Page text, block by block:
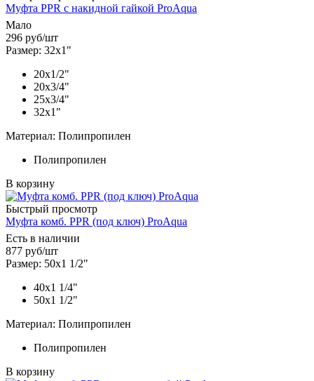
Муфта PPR с накидной гайкой ProAqua
Мало
296 руб/шт
Размер: 32х1"
20х1/2"
20х3/4"
25х3/4"
32х1"
Материал: Полипропилен
Полипропилен
В корзину
Быстрый просмотр
Муфта комб. PPR (под ключ) ProAqua
Есть в наличии
877 руб/шт
Размер: 50х1 1/2"
40х1 1/4"
50х1 1/2"
Материал: Полипропилен
Полипропилен
В корзину